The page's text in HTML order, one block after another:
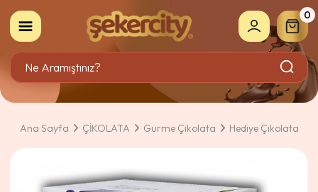
0
Ana Sayfa ÇİKOLATA Gurme Çikolata Hediye Çikolata